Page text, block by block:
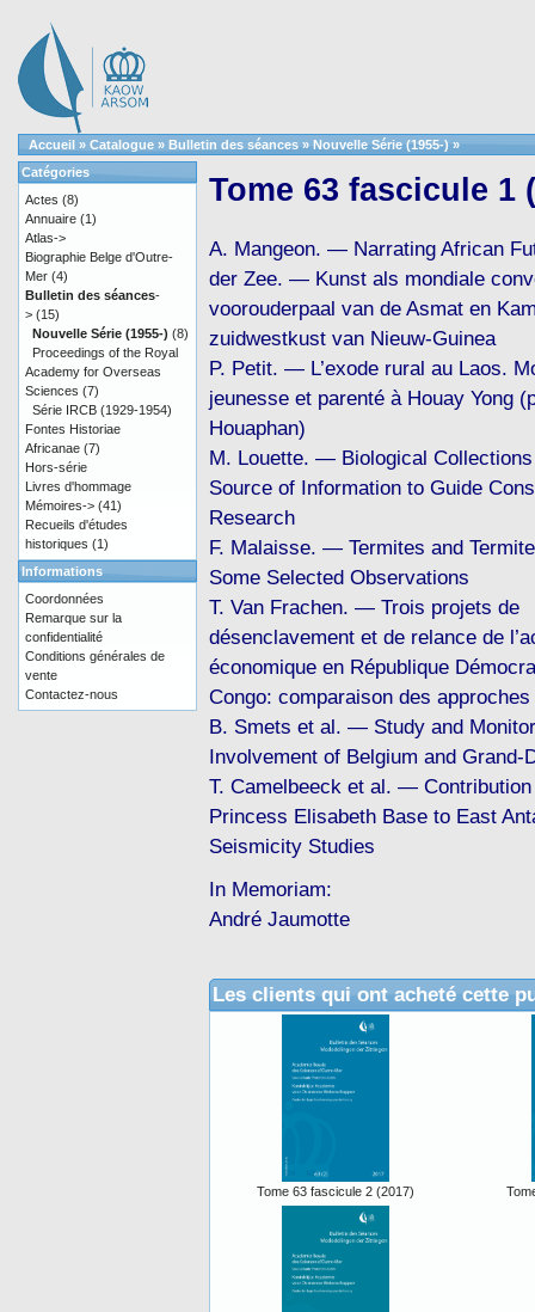
Accueil » Catalogue » Bulletin des séances » Nouvelle Série (1955-) »
Tome 63 fascicule 1
A. Mangeon. — Narrating African
der Zee. — Kunst als mondiale
voorouderpaal van de Asmat en
zuidwestkust van Nieuw-Guinea
P. Petit. — L’exode rural au Laos.
jeunesse et parenté à Houay Yong
Houaphan)
M. Louette. — Biological
Source of Information to Guide
Research
F. Malaisse. — Termites and
Some Selected Observations
T. Van Frachen. — Trois projets de
désenclavement et de relance de
économique en République
Congo: comparaison des approches
B. Smets et al. — Study and
Involvement of Belgium and Grand-
T. Camelbeeck et al. —
Princess Elisabeth Base to East
Seismicity Studies
In Memoriam:
André Jaumotte
Les clients qui ont acheté cette
Tome 63 fascicule 2 (2017)
Catégories
Actes (8)
Annuaire (1)
Atlas->
Biographie Belge d'Outre-
Mer (4)
Bulletin des séances-
> (15)
Nouvelle Série (1955-) (8)
Proceedings of the Royal
Academy for Overseas
Sciences (7)
Série IRCB (1929-1954)
Fontes Historiae
Africanae (7)
Hors-série
Livres d'hommage
Mémoires-> (41)
Recueils d'études
historiques (1)
Informations
Coordonnées
Remarque sur la
confidentialité
Conditions générales de
vente
Contactez-nous